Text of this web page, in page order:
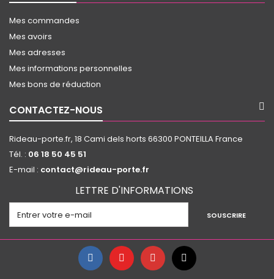
Mes commandes
Mes avoirs
Mes adresses
Mes informations personnelles
Mes bons de réduction
CONTACTEZ-NOUS
Rideau-porte.fr, 18 Cami dels horts 66300 PONTEILLA France
Tél. : 06 18 50 45 51
E-mail : contact@rideau-porte.fr
LETTRE D'INFORMATIONS
SOUSCRIRE